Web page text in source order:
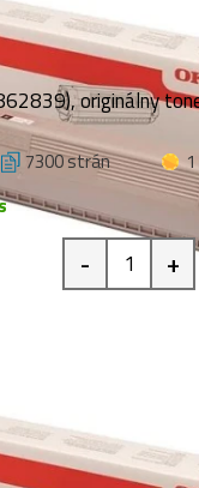
originálny
7300 strán
- +